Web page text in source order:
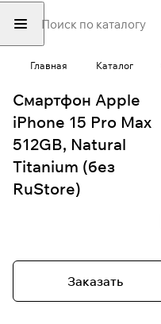
Главная Каталог
Смартфон Apple
iPhone 15 Pro Max
512GB, Natural
Titanium (без
RuStore)
Заказать